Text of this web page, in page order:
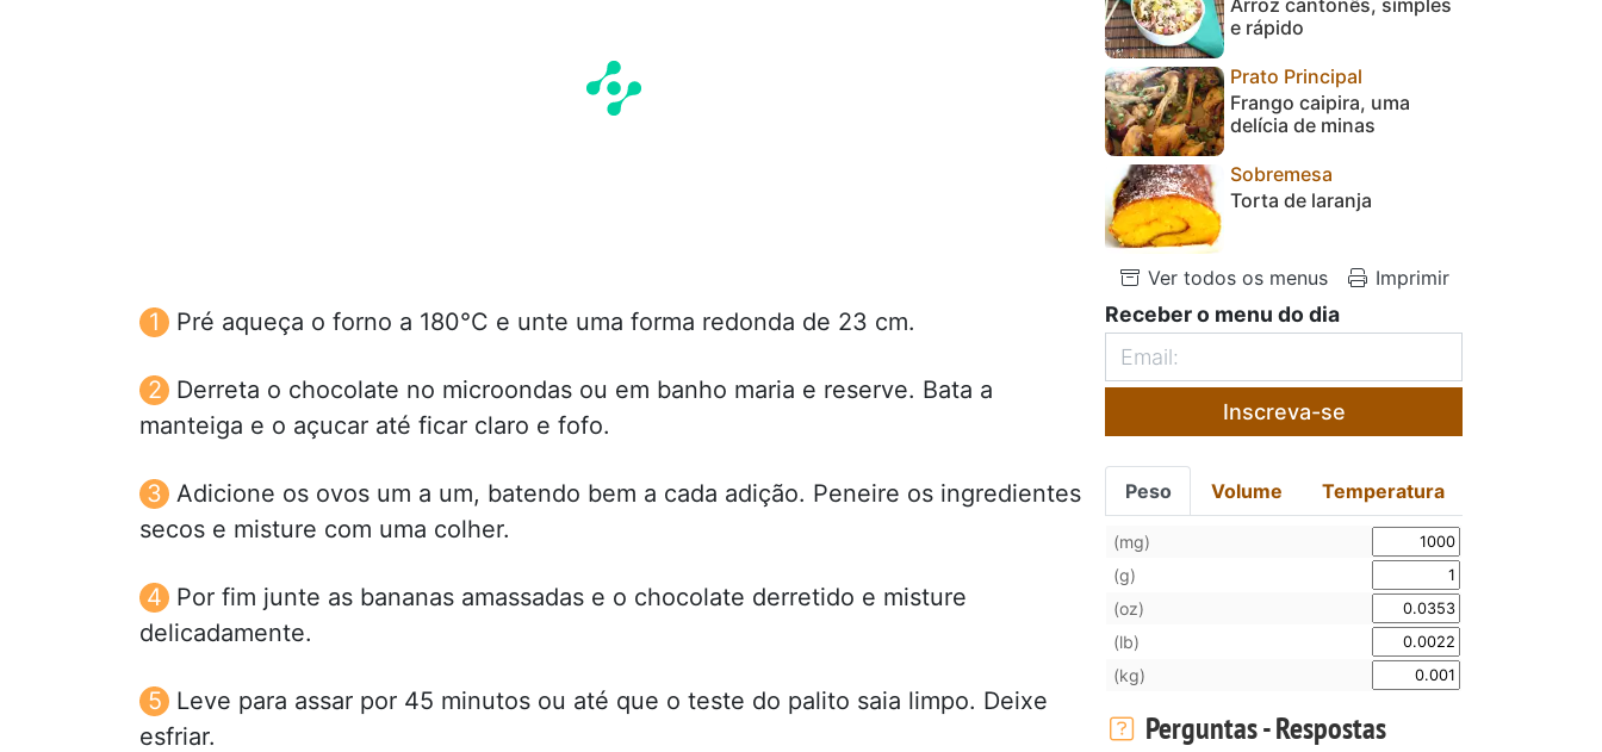
Pré aqueça o forno a 180°C e unte uma forma redonda de 23 cm.
Derreta o chocolate no microondas ou em banho maria e reserve. Bata a
manteiga e o açucar até ficar claro e fofo.
Adicione os ovos um a um, batendo bem a cada adição. Peneire os ingredientes
secos e misture com uma colher.
Por fim junte as bananas amassadas e o chocolate derretido e misture
delicadamente.
Leve para assar por 45 minutos ou até que o teste do palito saia limpo. Deixe
esfriar.
e rápido
Prato Principal
Frango caipira, uma
delícia de minas
Sobremesa
Torta de laranja
Ver todos os menus Imprimir
Receber o menu do dia
Inscreva-se
Peso Volume Temperatura
(mg)
(g)
(oz)
(lb)
(kg)
Perguntas - Respostas